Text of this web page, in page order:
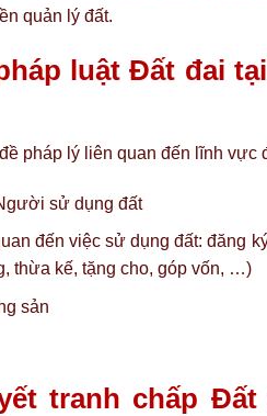
quản lý đất.
luật Đất đai
pháp lý liên quan đến lĩnh vực
sử dụng đất
đến việc sử dụng đất: đăng
thừa kế, tặng cho, góp vốn, …)
sản
tranh chấp